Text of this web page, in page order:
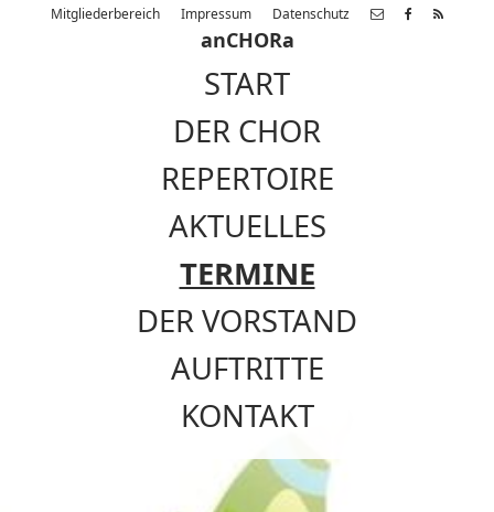
Mitgliederbereich Impressum Datenschutz
anCHORa
START
DER CHOR
REPERTOIRE
AKTUELLES
TERMINE
DER VORSTAND
AUFTRITTE
KONTAKT